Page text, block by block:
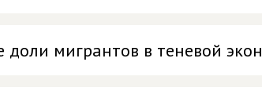
мигрантов в теневой